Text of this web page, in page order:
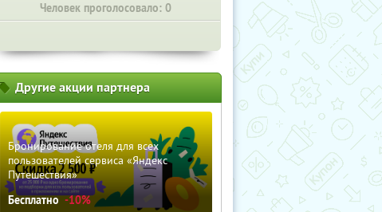
Человек проголосовало: 0
Другие акции партнера
Бронирование отеля для всех
пользователей сервиса «Яндекс
Путешествия»
Бесплатно -10%